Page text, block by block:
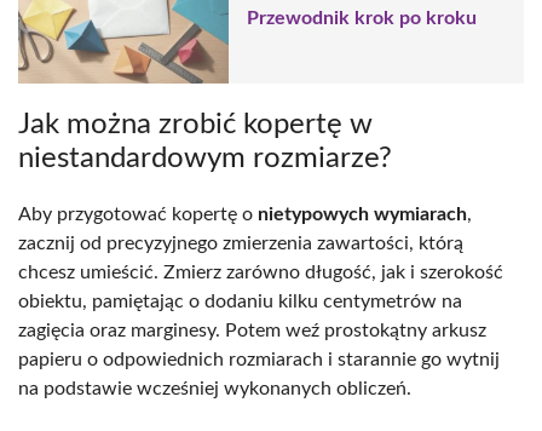
Przewodnik krok po kroku
Jak można zrobić kopertę w
niestandardowym rozmiarze?
Aby przygotować kopertę o nietypowych wymiarach,
zacznij od precyzyjnego zmierzenia zawartości, którą
chcesz umieścić. Zmierz zarówno długość, jak i szerokość
obiektu, pamiętając o dodaniu kilku centymetrów na
zagięcia oraz marginesy. Potem weź prostokątny arkusz
papieru o odpowiednich rozmiarach i starannie go wytnij
na podstawie wcześniej wykonanych obliczeń.